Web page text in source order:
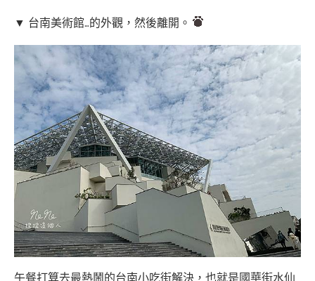
▼ 台南美術館…的外觀，然後離開。
午餐打算去最熱鬧的台南小吃街解決，也就是國華街水仙